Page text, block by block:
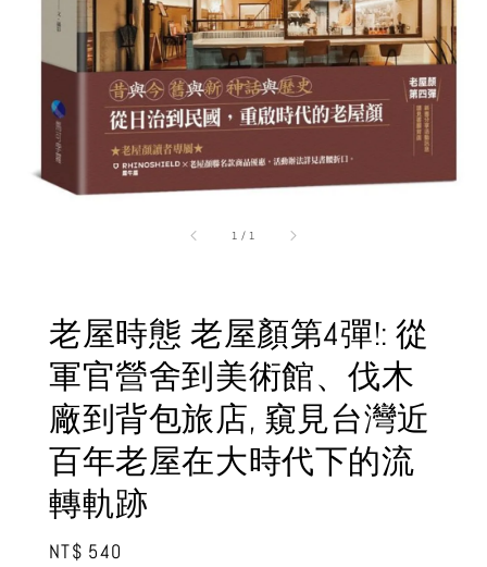
1 / 1
老屋時態 老屋顏第4彈!: 從
軍官營舍到美術館、伐木
廠到背包旅店, 窺見台灣近
百年老屋在大時代下的流
轉軌跡
Regular
NT$ 540